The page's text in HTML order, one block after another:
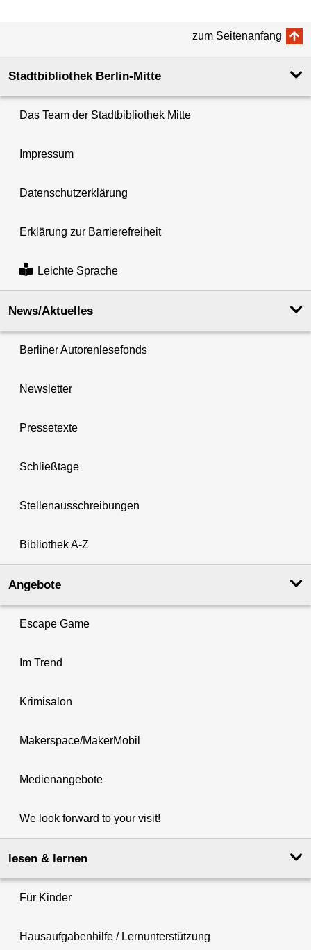
zum Seitenanfang
Stadtbibliothek Berlin-Mitte
Das Team der Stadtbibliothek Mitte
Impressum
Datenschutzerklärung
Erklärung zur Barrierefreiheit
Leichte Sprache
News/Aktuelles
Berliner Autorenlesefonds
Newsletter
Pressetexte
Schließtage
Stellenausschreibungen
Bibliothek A-Z
Angebote
Escape Game
Im Trend
Krimisalon
Makerspace/MakerMobil
Medienangebote
We look forward to your visit!
lesen & lernen
Für Kinder
Hausaufgabenhilfe / Lernunterstützung